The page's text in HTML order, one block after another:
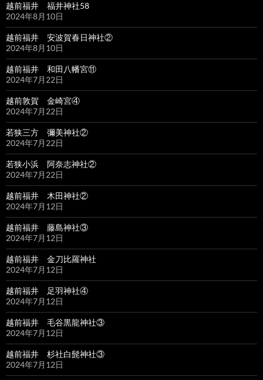
越前福井 福井神社58
2024年8月10日
越前福井 安波賀春日神社②
2024年8月10日
越前福井 和田八幡宮⑪
2024年7月22日
越前敦賀 金崎宮④
2024年7月22日
若狭三方 彌美神社②
2024年7月22日
若狭小浜 阿奈志神社②
2024年7月22日
越前福井 木田神社②
2024年7月12日
越前福井 藤島神社③
2024年7月12日
越前福井 金刀比羅神社
2024年7月12日
越前福井 足羽神社④
2024年7月12日
越前福井 毛谷黒龍神社③
2024年7月12日
越前福井 杉社白髭神社③
2024年7月12日